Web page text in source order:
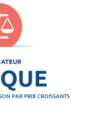
PAR PRIX CROISSANTS